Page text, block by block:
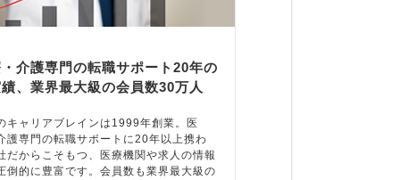
介護専門の転職サポート20年の
、業界最大級の会員数30万人
キャリアブレインは1999年創業。医
護専門の転職サポートに20年以上携わ
だからこそもつ、医療機関や求人の情報
倒的に豊富です。会員数も業界最大級の